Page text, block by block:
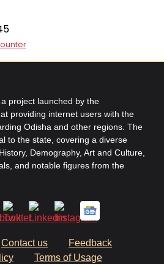
project launched by the
providing internet users with the
Odisha and other regions. The
to the state, covering a diverse
Demography, Art and Culture,
and notable figures from the
Contact us
Feedback
Terms of Usage